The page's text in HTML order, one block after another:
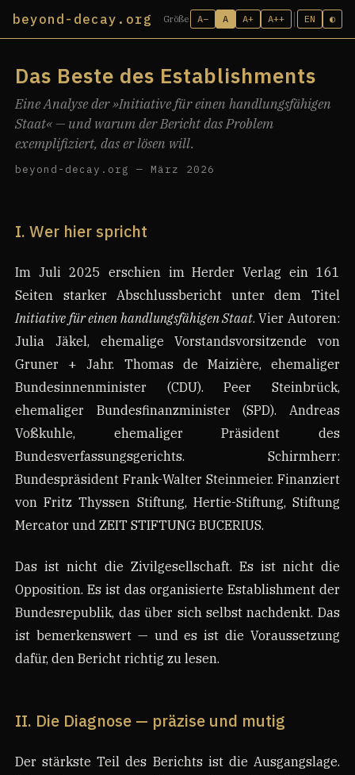
beyond-decay.org Größe A− A A+ A++ EN ◐
Das Beste des Establishments
Eine Analyse der »Initiative für einen handlungsfähigen
Staat« — und warum der Bericht das Problem
exemplifiziert, das er lösen will.
beyond-decay.org — März 2026
I. Wer hier spricht
Im Juli 2025 erschien im Herder Verlag ein 161
Seiten starker Abschlussbericht unter dem Titel
Initiative für einen handlungsfähigen Staat. Vier Autoren:
Julia Jäkel, ehemalige Vorstandsvorsitzende von
Gruner + Jahr. Thomas de Maizière, ehemaliger
Bundesinnenminister (CDU). Peer Steinbrück,
ehemaliger Bundesfinanzminister (SPD). Andreas
Voßkuhle, ehemaliger Präsident des
Bundesverfassungsgerichts. Schirmherr:
Bundespräsident Frank-Walter Steinmeier. Finanziert
von Fritz Thyssen Stiftung, Hertie-Stiftung, Stiftung
Mercator und ZEIT STIFTUNG BUCERIUS.
Das ist nicht die Zivilgesellschaft. Es ist nicht die
Opposition. Es ist das organisierte Establishment der
Bundesrepublik, das über sich selbst nachdenkt. Das
ist bemerkenswert — und es ist die Voraussetzung
dafür, den Bericht richtig zu lesen.
II. Die Diagnose — präzise und mutig
Der stärkste Teil des Berichts ist die Ausgangslage.